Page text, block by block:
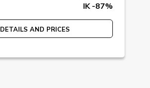
IK -87%
DETAILS AND PRICES